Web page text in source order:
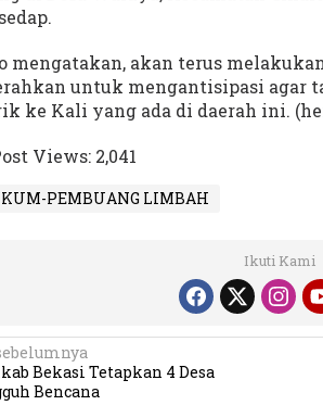
mengatakan, akan terus
untuk mengantisipasi agar
ke Kali yang ada di daerah ini.
Views: 2,041
PEMBUANG LIMBAH
Ikuti Kami
Bekasi Tetapkan 4 Desa
Bencana